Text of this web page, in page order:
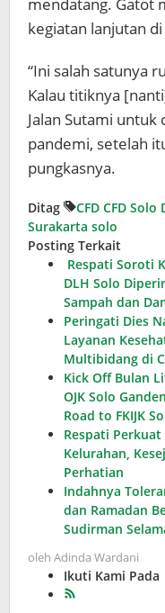
mendatang. Gatot
kegiatan lanjutan
“Ini salah satunya
Kalau titiknya
Jalan Sutami
pandemi, setelah
pungkasnya.
Ditag CFD CFD Solo
Surakarta solo
Posting Terkait
Respati Soroti
DLH Solo
Sampah dan
Peringati Dies
Layanan
Multibidang di
Kick Off Bulan
OJK Solo
Road to FKIJK
Respati
Kelurahan,
Perhatian
Indahnya
dan Ramadan
Sudirman
oleh Adinda Wardani
Ikuti Kami Pada